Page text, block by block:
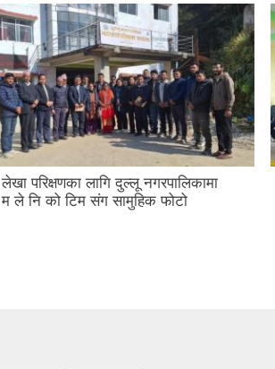
लेखा परिक्षणका लागि दुल्लू नगरपालिकामा
म ले नि को टिम संग सामुहिक फोटो